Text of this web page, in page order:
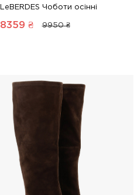
LeBERDES Чоботи осінні
8359 ₴ 9950 ₴